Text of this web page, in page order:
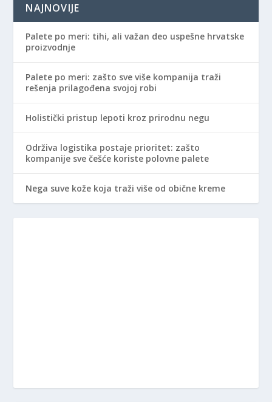
NAJNOVIJE
Palete po meri: tihi, ali važan deo uspešne hrvatske
proizvodnje
Palete po meri: zašto sve više kompanija traži
rešenja prilagođena svojoj robi
Holistički pristup lepoti kroz prirodnu negu
Održiva logistika postaje prioritet: zašto
kompanije sve češće koriste polovne palete
Nega suve kože koja traži više od obične kreme